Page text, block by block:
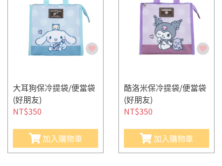
大耳狗保冷提袋/便當袋
(好朋友)
NT$350
加入購物車
酷洛米保冷提袋/便當袋
(好朋友)
NT$350
加入購物車